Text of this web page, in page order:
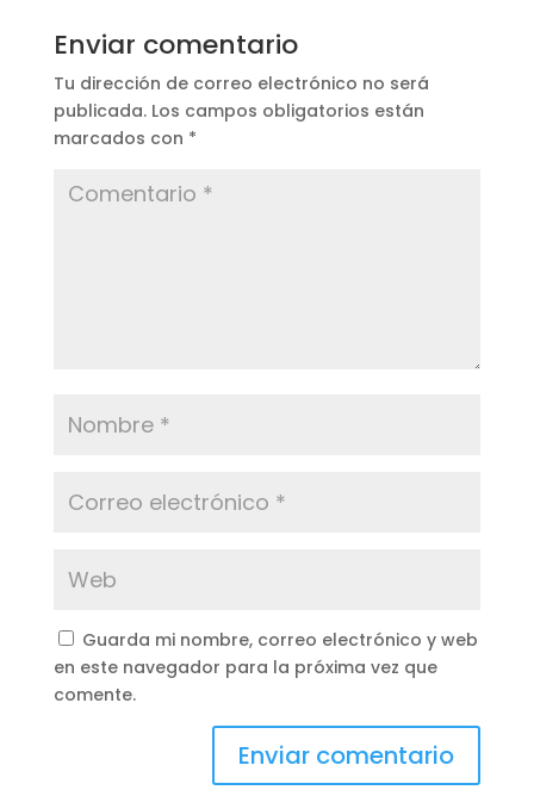
Enviar comentario
Tu dirección de correo electrónico no será
publicada. Los campos obligatorios están
marcados con *
Guarda mi nombre, correo electrónico y web
en este navegador para la próxima vez que
comente.